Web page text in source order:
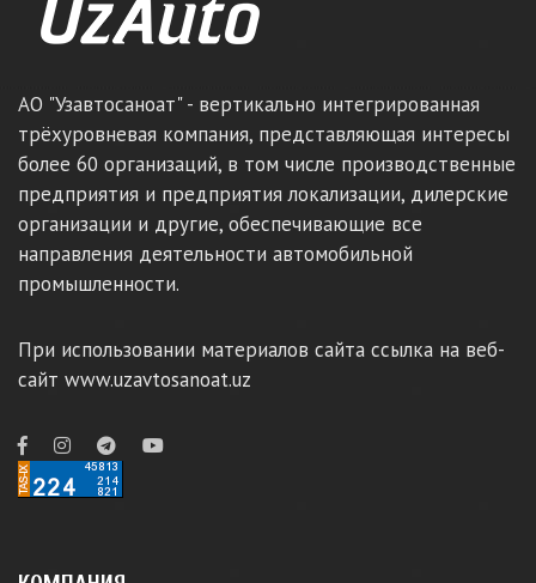
АО "Узавтосаноат" - вертикально интегрированная
трёхуровневая компания, представляющая интересы
более 60 организаций, в том числе производственные
предприятия и предприятия локализации, дилерские
организации и другие, обеспечивающие все
направления деятельности автомобильной
промышленности.
При использовании материалов сайта ссылка на веб-
сайт www.uzavtosanoat.uz